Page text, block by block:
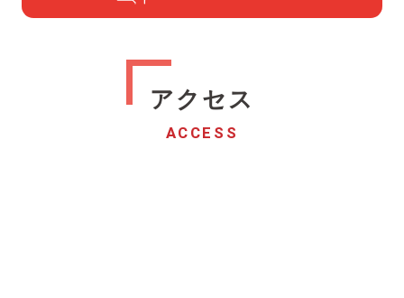
アクセス
ACCESS